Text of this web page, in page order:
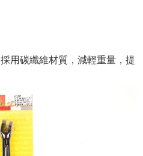
採用碳纖維材質，減輕重量，提